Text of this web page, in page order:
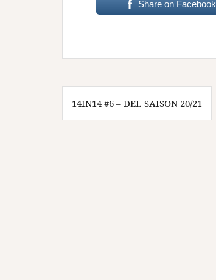
Share on Facebook
Beitragsnavigation
14IN14 #6 – DEL-SAISON 20/21